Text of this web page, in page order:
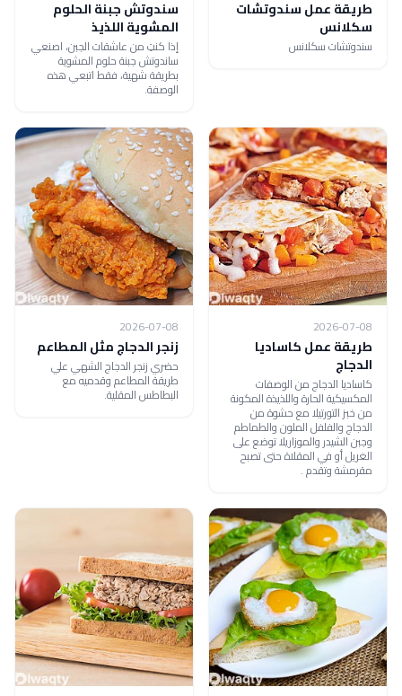
طريقة عمل سندوتشات
سكلانس
سندوتشات سكلانس
سندوتش جبنة الحلوم
المشوية اللذيذ
إذا كنتِ من عاشقات الجبن، اصنعي
ساندوتش جبنة حلوم المشوية
بطريقة شهية، فقط اتبعي هذه
الوصفة.
2026-07-08
طريقة عمل كاساديا
الدجاج
كاساديا الدجاج من الوصفات
المكسيكية الحارة واللذيذة المكونة
من خبز التورتيلا مع حشوة من
الدجاج والفلفل الملون والطماطم
وجبن الشيدر والموزاريلا توضع على
الغريل أو في المقلاة حتى تصبح
مقرمشة وتقدم .
2026-07-08
زنجر الدجاج مثل المطاعم
حضري زنجر الدجاج الشهي علي
طريقة المطاعم وقدميه مع
البطاطس المقلية.